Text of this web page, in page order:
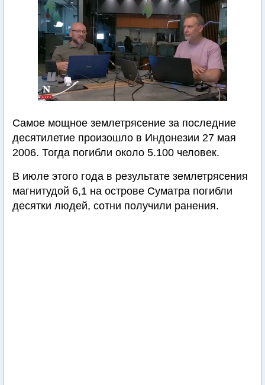
Самое мощное землетрясение за последние
десятилетие произошло в Индонезии 27 мая
2006. Тогда погибли около 5.100 человек.
В июле этого года в результате землетрясения
магнитудой 6,1 на острове Суматра погибли
десятки людей, сотни получили ранения.